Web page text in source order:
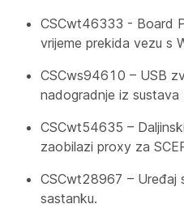
CSCwt46333 - Board
vrijeme prekida vezu s
CSCws94610 – USB
nadogradnje iz
CSCwt54635 –
zaobilazi proxy za
CSCwt28967 – Uređaj
sastanku.